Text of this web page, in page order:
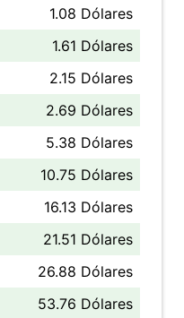
1.08 Dólares
1.61 Dólares
2.15 Dólares
2.69 Dólares
5.38 Dólares
10.75 Dólares
16.13 Dólares
21.51 Dólares
26.88 Dólares
53.76 Dólares